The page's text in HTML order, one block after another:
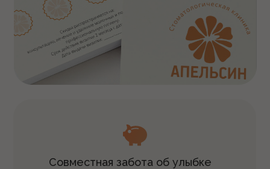
Совместная забота об улыбке